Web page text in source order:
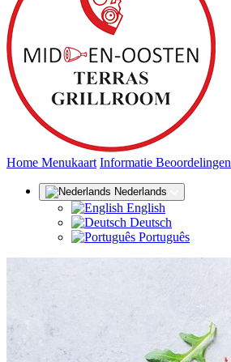
Home (huidige)
Menukaart Informatie Beoordelingen
Nederlands
English
Deutsch
Português